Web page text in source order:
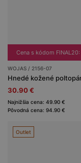
Cena s kódom FINAL20:
WOJAS / 2156-07
30.90 €
Najnižšia cena: 49.90 €
Pôvodná cena: 94.90 €
Outlet